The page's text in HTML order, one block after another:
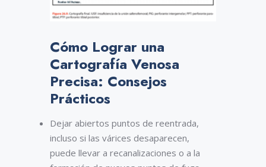
Cómo Lograr una
Cartografía Venosa
Precisa: Consejos
Prácticos
Dejar abiertos puntos de reentrada,
incluso si las várices desaparecen,
puede llevar a recanalizaciones o a la